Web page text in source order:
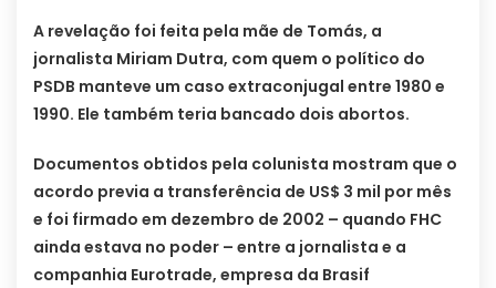
A revelação foi feita pela mãe de Tomás, a
jornalista Miriam Dutra, com quem o político do
PSDB manteve um caso extraconjugal entre 1980 e
1990. Ele também teria bancado dois abortos.
Documentos obtidos pela colunista mostram que o
acordo previa a transferência de US$ 3 mil por mês
e foi firmado em dezembro de 2002 – quando FHC
ainda estava no poder – entre a jornalista e a
companhia Eurotrade, empresa da Brasif